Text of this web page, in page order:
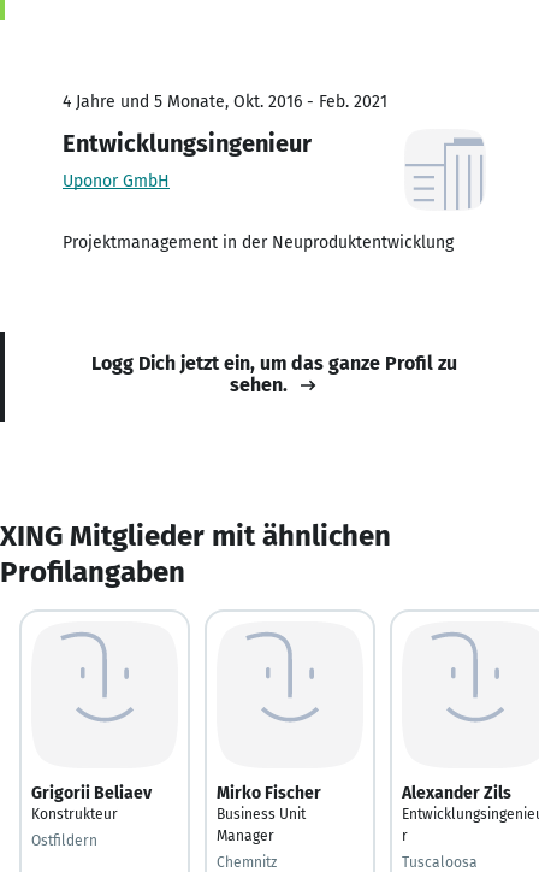
4 Jahre und 5 Monate, Okt. 2016 - Feb. 2021
Entwicklungsingenieur
Uponor GmbH
Projektmanagement in der Neuproduktentwicklung
Logg Dich jetzt ein, um das ganze Profil zu
sehen.
XING Mitglieder mit ähnlichen
Profilangaben
Grigorii Beliaev
Konstrukteur
Ostfildern
Mirko Fischer
Business Unit
Manager
Chemnitz
Alexander Zils
r
Tuscaloosa